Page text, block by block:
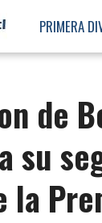
PRIMERA
de
su
la